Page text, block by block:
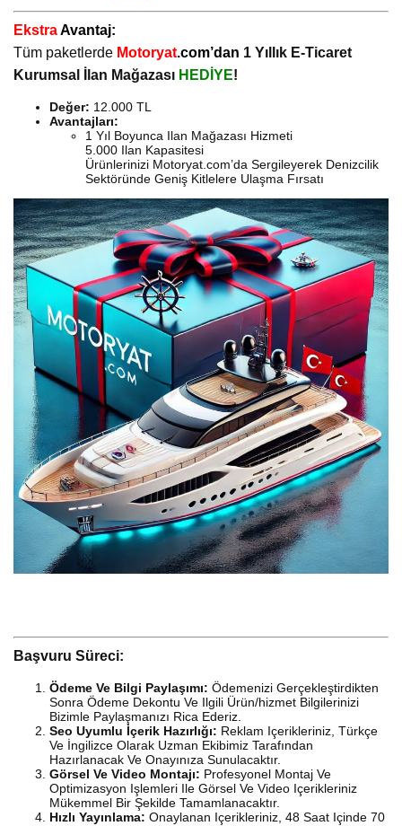
EkstraAvantaj:
Tüm paketlerde Motoryat.com’dan 1 Yıllık E-Ticaret
Kurumsal İlan Mağazası HEDİYE!
Değer: 12.000 TL
Avantajları:
1 Yıl Boyunca Ilan Mağazası Hizmeti
5.000 Ilan Kapasitesi
Ürünlerinizi Motoryat.com’da Sergileyerek Denizcilik
Sektöründe Geniş Kitlelere Ulaşma Fırsatı
Başvuru Süreci:
Ödeme Ve Bilgi Paylaşımı: Ödemenizi Gerçekleştirdikten
Sonra Ödeme Dekontu Ve Ilgili Ürün/hizmet Bilgilerinizi
Bizimle Paylaşmanızı Rica Ederiz.
Seo Uyumlu İçerik Hazırlığı: Reklam Içerikleriniz, Türkçe
Ve İngilizce Olarak Uzman Ekibimiz Tarafından
Hazırlanacak Ve Onayınıza Sunulacaktır.
Görsel Ve Video Montajı: Profesyonel Montaj Ve
Optimizasyon Işlemleri Ile Görsel Ve Video Içerikleriniz
Mükemmel Bir Şekilde Tamamlanacaktır.
Hızlı Yayınlama: Onaylanan Içerikleriniz, 48 Saat Içinde 70